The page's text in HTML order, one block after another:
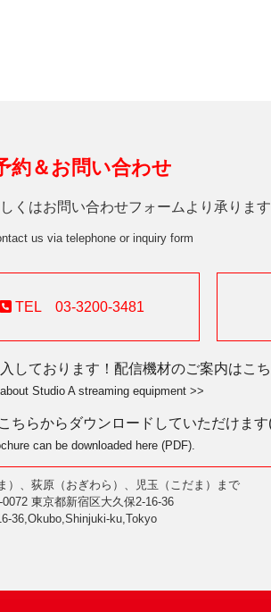
約＆お問い合わせ
くはお問い合わせフォームより承りま
us via telephone or inquiry form
TEL 03-3200-3481
しております！配信機材のご案内はこ
Studio A streaming equipment >>
ちらからダウンロードしていただけま
can be downloaded here (PDF).
）、荻原（おぎわら）、児玉（こだま）まで
0072 東京都新宿区大久保2-16-36
36,Okubo,Shinjuki-ku,Tokyo